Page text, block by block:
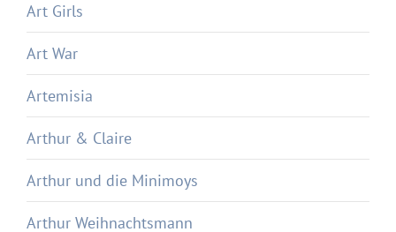
Art Girls
Art War
Artemisia
Arthur & Claire
Arthur und die Minimoys
Arthur Weihnachtsmann